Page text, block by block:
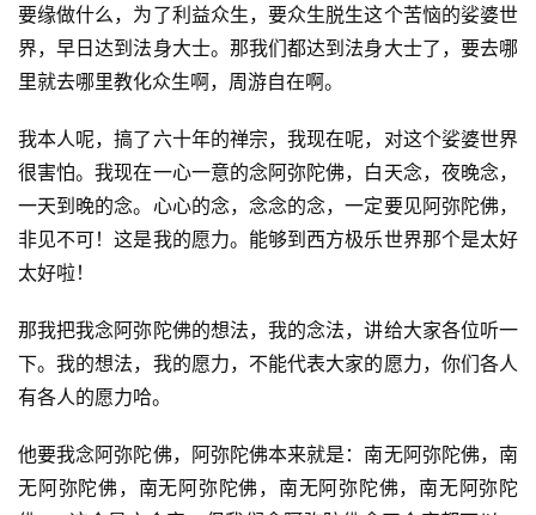
资
讯
八
点
僧
音
高
僧
访
谈
心
乐
要缘做什么，为了利益众生，要众生脱生这个苦恼的娑婆世
界，早日达到法身大士。那我们都达到法身大士了，要去哪
里就去哪里教化众生啊，周游自在啊。
我本人呢，搞了六十年的禅宗，我现在呢，对这个娑婆世界
很害怕。我现在一心一意的念阿弥陀佛，白天念，夜晚念，
一天到晚的念。心心的念，念念的念，一定要见阿弥陀佛，
非见不可！这是我的愿力。能够到西方极乐世界那个是太好
太好啦！
那我把我念阿弥陀佛的想法，我的念法，讲给大家各位听一
下。我的想法，我的愿力，不能代表大家的愿力，你们各人
有各人的愿力哈。
他要我念阿弥陀佛，阿弥陀佛本来就是：南无阿弥陀佛，南
无阿弥陀佛，南无阿弥陀佛，南无阿弥陀佛，南无阿弥陀